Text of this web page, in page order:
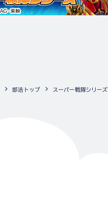
部活トップ スーパー戦隊シリーズ